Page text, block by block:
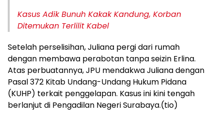
Kasus Adik Bunuh Kakak Kandung, Korban
Ditemukan Terlilit Kabel
Setelah perselisihan, Juliana pergi dari rumah
dengan membawa perabotan tanpa seizin Erlina.
Atas perbuatannya, JPU mendakwa Juliana dengan
Pasal 372 Kitab Undang-Undang Hukum Pidana
(KUHP) terkait penggelapan. Kasus ini kini tengah
berlanjut di Pengadilan Negeri Surabaya.(tio)